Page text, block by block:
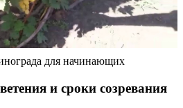
для начинающих
и сроки созревания